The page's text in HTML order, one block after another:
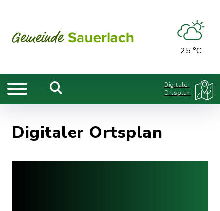
25 °C
Digitaler
Ortsplan
Digitaler Ortsplan